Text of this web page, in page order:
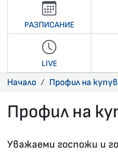
РАЗПИСАНИЕ
LIVE
Начало Профил на
Профил на
Уважаеми госпожи и